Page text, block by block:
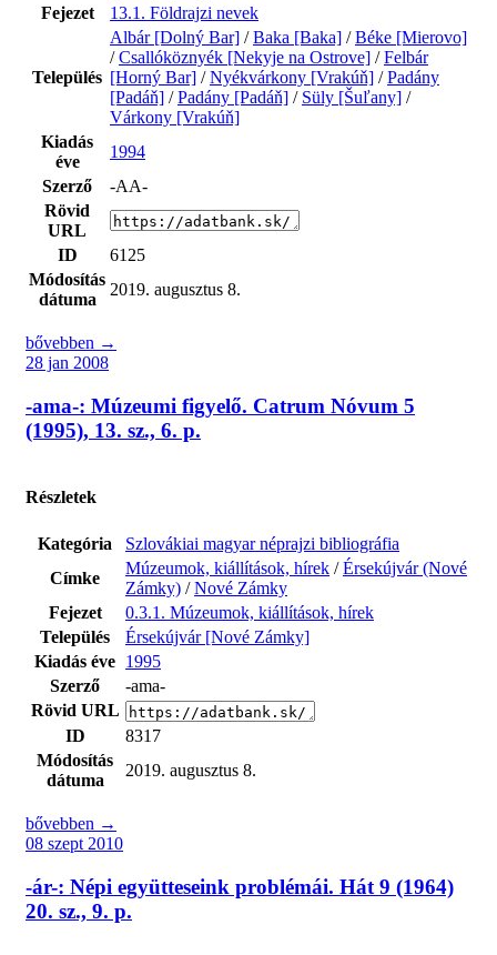
Fejezet
13.1. Földrajzi nevek
Település
Albár [Dolný Bar] /Baka [Baka] /Béke [Mierovo]
/Csallóköznyék [Nekyje na Ostrove] /Felbár
[Horný Bar] /Nyékvárkony [Vrakúň] /Padány
[Padáň] /Padány [Padáň] / Süly [Šuľany] /
Várkony [Vrakúň]
Kiadás
éve
1994
Szerző
-AA-
Rövid
URL
ID
6125
Módosítás
dátuma
2019. augusztus 8.
bővebben →
28 jan 2008
-ama-: Múzeumi figyelő. Catrum Nóvum 5
(1995), 13. sz., 6. p.
Részletek
Kategória
Szlovákiai magyar néprajzi bibliográfia
Címke
Múzeumok, kiállítások, hírek /Érsekújvár (Nové
Zámky) /Nové Zámky
Fejezet
0.3.1. Múzeumok, kiállítások, hírek
Település
Érsekújvár [Nové Zámky]
Kiadás éve 1995
Szerző
-ama-
Rövid URL
ID
8317
Módosítás
dátuma
2019. augusztus 8.
bővebben →
08 szept 2010
-ár-: Népi együtteseink problémái. Hát 9 (1964)
20. sz., 9. p.